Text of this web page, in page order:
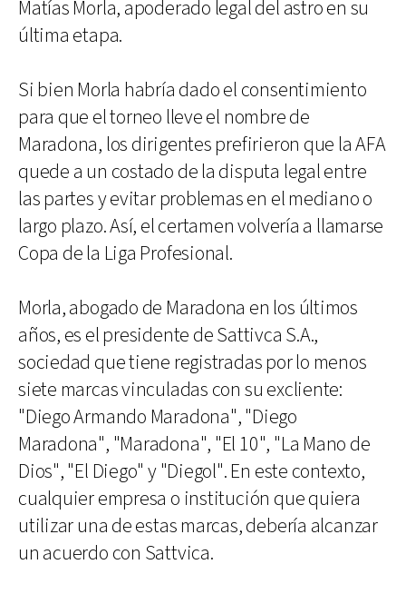
Matías Morla, apoderado legal del astro en su
última etapa.
Si bien Morla habría dado el consentimiento
para que el torneo lleve el nombre de
Maradona, los dirigentes prefirieron que la AFA
quede a un costado de la disputa legal entre
las partes y evitar problemas en el mediano o
largo plazo. Así, el certamen volvería a llamarse
Copa de la Liga Profesional.
Morla, abogado de Maradona en los últimos
años, es el presidente de Sattivca S.A.,
sociedad que tiene registradas por lo menos
siete marcas vinculadas con su excliente:
"Diego Armando Maradona", "Diego
Maradona", "Maradona", "El 10", "La Mano de
Dios", "El Diego" y "Diegol". En este contexto,
cualquier empresa o institución que quiera
utilizar una de estas marcas, debería alcanzar
un acuerdo con Sattvica.